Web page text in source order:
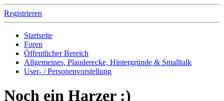
Registrieren
Startseite
Foren
Öffentlicher Bereich
Allgemeines, Plauderecke, Hintergründe & Smalltalk
User- / Personenvorstellung
Noch ein Harzer :)